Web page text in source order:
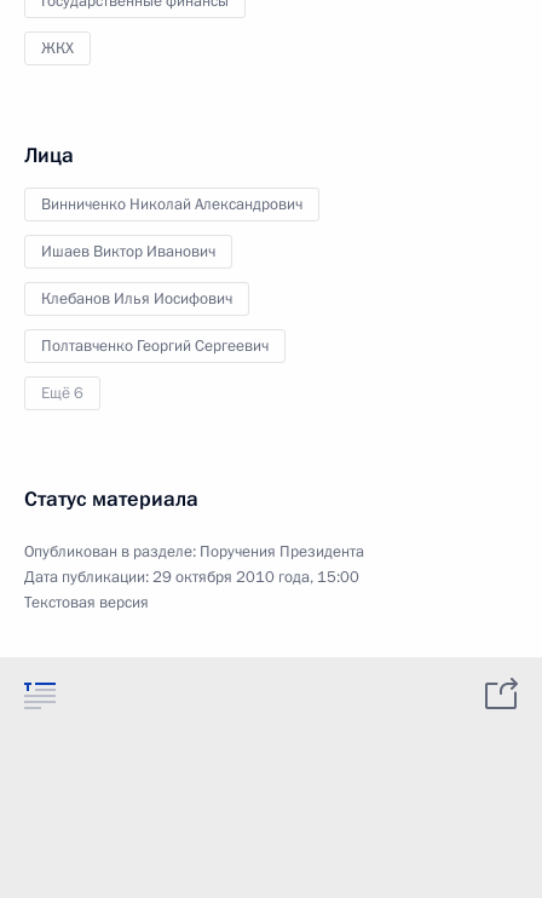
ЖКХ
Лица
Винниченко Николай Александрович
Ишаев Виктор Иванович
Клебанов Илья Иосифович
Полтавченко Георгий Сергеевич
Ещё 6
Статус материала
Опубликован в разделе: Поручения Президента
Дата публикации:29 октября 2010 года, 15:00
Текстовая версия